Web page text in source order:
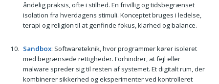
åndelig praksis, ofte i stilhed. En frivillig og tidsbegrænset
isolation fra hverdagens stimuli. Konceptet bruges i ledelse,
terapi og religion til at genfinde fokus, klarhed og balance.
Sandbox: Softwareteknik, hvor programmer kører isoleret
med begrænsede rettigheder. Forhindrer, at fejl eller
malware spreder sig til resten af systemet. Et digitalt rum, der
kombinerer sikkerhed og eksperimenter ved kontrolleret